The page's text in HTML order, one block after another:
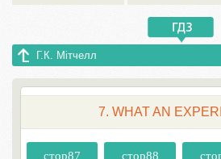
Г.К. Мітчелл
7. WHAT AN
стор87 стор88